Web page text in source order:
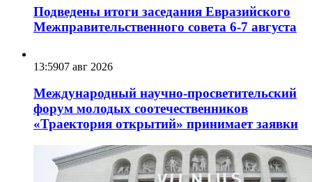
Подведены итоги заседания Евразийского
Межправительственного совета 6-7 августа
13:5907 авг 2026
Международный научно-просветительский
форум молодых соотечественников
«Траектория открытий» принимает заявки